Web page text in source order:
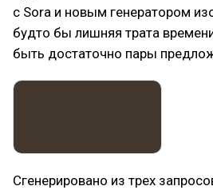
с Sora и новым генератором
будто бы лишняя трата
быть достаточно пары
Сгенерировано из трех